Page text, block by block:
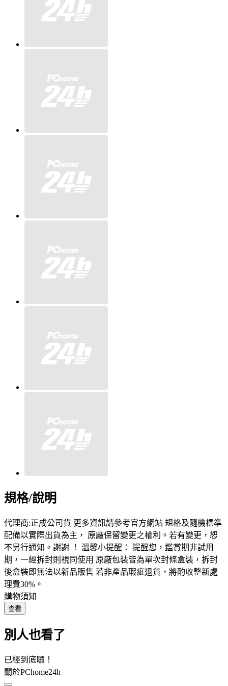
規格/說明
代理商:正成公司貨 更多資訊請參考官方網站 規格及隨機標準
配備以實際出貨為主， 原廠保留變更之權利。若有變更，恕
不另行通知。謝謝 ！ 溫馨小提醒： 提醒您，鑑賞期非試用
期，一經拆封則視同使用 原廠包裝皆為單次封條盒裝，拆封
後盒裝即無法以新品販售 若非產品瑕疵退貨，將酌收整新處
理費30%。
購物須知
查看
別人也看了
已經到底囉！
關於PChome24h